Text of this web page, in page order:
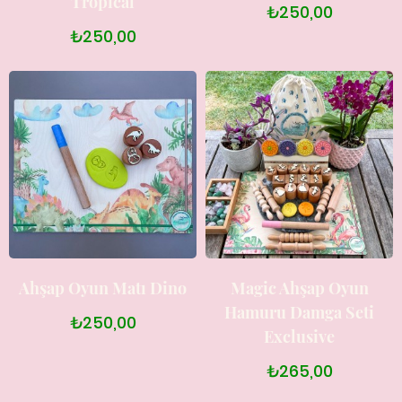
₺250,00
₺250,00
Ahşap Oyun Matı Dino
₺250,00
Magic Ahşap Oyun
Hamuru Damga Seti
Exclusive
₺265,00